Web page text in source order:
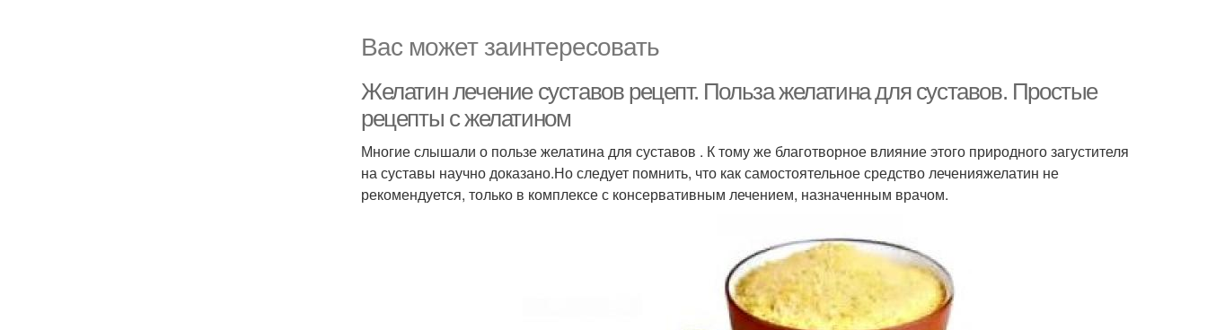
Вас может заинтересовать
Желатин лечение суставов рецепт. Польза желатина для суставов. Простые
рецепты с желатином
Многие слышали о пользе желатина для суставов . К тому же благотворное влияние этого природного загустителя
на суставы научно доказано.Но следует помнить, что как самостоятельное средство леченияжелатин не
рекомендуется, только в комплексе с консервативным лечением, назначенным врачом.